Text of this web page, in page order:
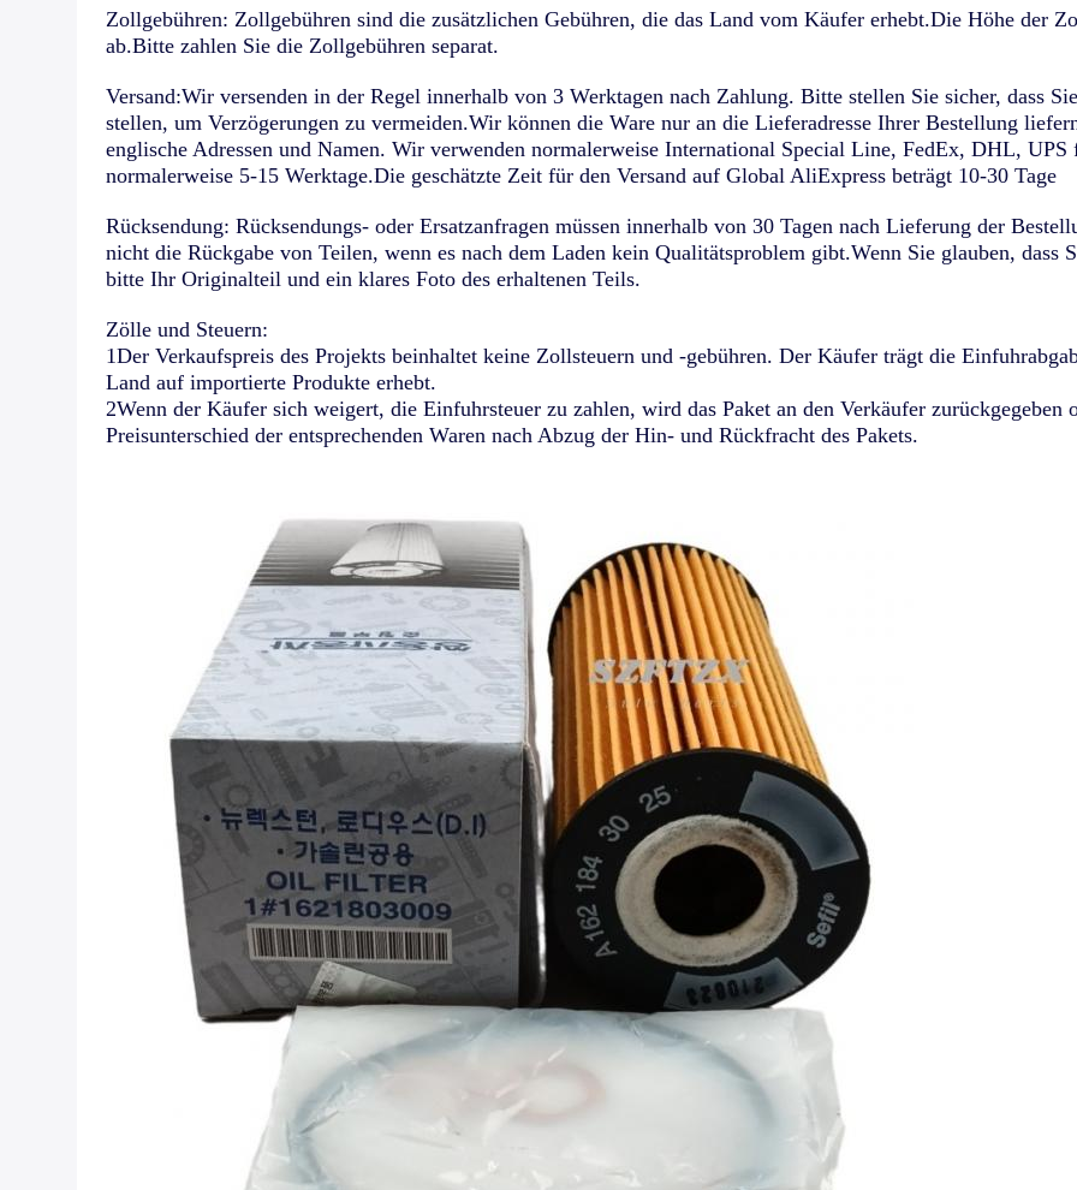
Zollgebühren: Zollgebühren sind die zusätzlichen Gebühren, die das Land vom Käufer erhebt.Die Höhe der
ab.Bitte zahlen Sie die Zollgebühren separat.
Versand:Wir versenden in der Regel innerhalb von 3 Werktagen nach Zahlung. Bitte stellen Sie sicher, dass
stellen, um Verzögerungen zu vermeiden.Wir können die Ware nur an die Lieferadresse Ihrer Bestellung
englische Adressen und Namen. Wir verwenden normalerweise International Special Line, FedEx, DHL, UPS
normalerweise 5-15 Werktage.Die geschätzte Zeit für den Versand auf Global AliExpress beträgt 10-30 Tage
Rücksendung: Rücksendungs- oder Ersatzanfragen müssen innerhalb von 30 Tagen nach Lieferung der
nicht die Rückgabe von Teilen, wenn es nach dem Laden kein Qualitätsproblem gibt.Wenn Sie glauben, dass
bitte Ihr Originalteil und ein klares Foto des erhaltenen Teils.
Zölle und Steuern:
1Der Verkaufspreis des Projekts beinhaltet keine Zollsteuern und -gebühren. Der Käufer trägt die
Land auf importierte Produkte erhebt.
2Wenn der Käufer sich weigert, die Einfuhrsteuer zu zahlen, wird das Paket an den Verkäufer zurückgegeben
Preisunterschied der entsprechenden Waren nach Abzug der Hin- und Rückfracht des Pakets.